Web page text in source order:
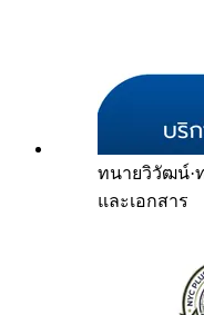
ทนายวิวัฒน์·
และเอกสาร